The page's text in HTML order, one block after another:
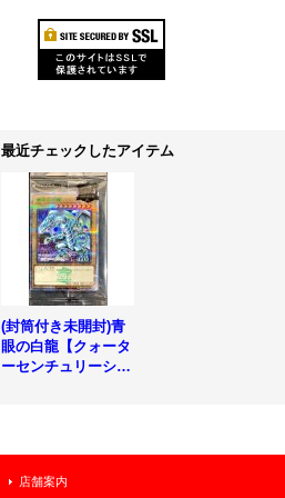
最近チェックしたアイテム
(封筒付き未開封)青
眼の白龍【クォータ
ーセンチュリーシー
店舗案内